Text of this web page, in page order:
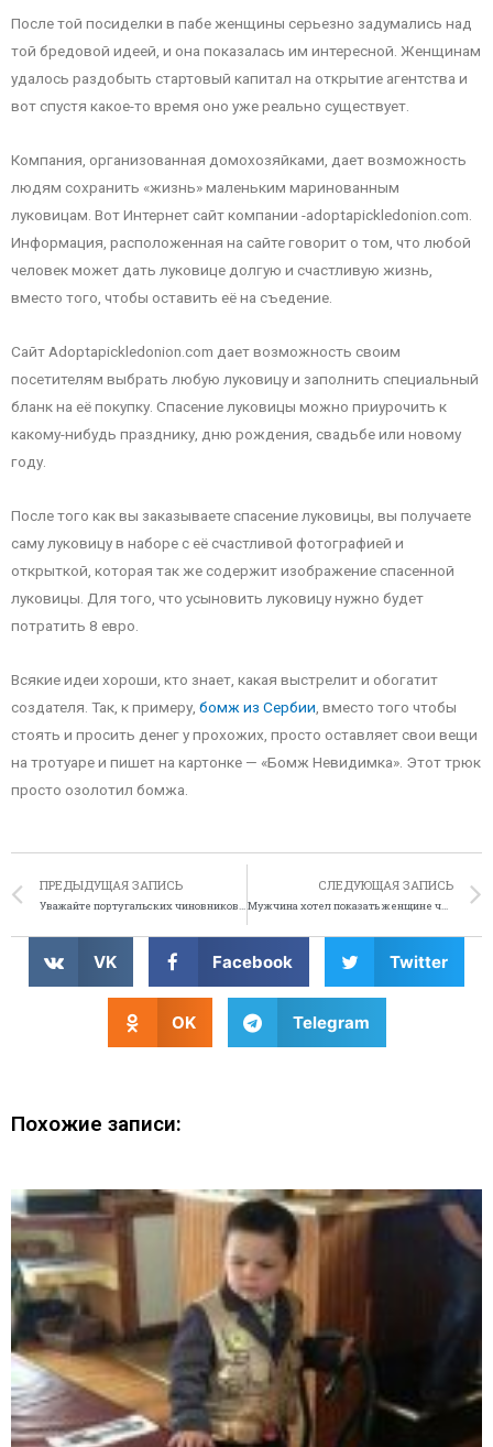
После той посиделки в пабе женщины серьезно задумались над
той бредовой идеей, и она показалась им интересной. Женщинам
удалось раздобыть стартовый капитал на открытие агентства и
вот спустя какое-то время оно уже реально существует.
Компания, организованная домохозяйками, дает возможность
людям сохранить «жизнь» маленьким маринованным
луковицам. Вот Интернет сайт компании -adoptapickledonion.com.
Информация, расположенная на сайте говорит о том, что любой
человек может дать луковице долгую и счастливую жизнь,
вместо того, чтобы оставить её на съедение.
Сайт Adoptapickledonion.com дает возможность своим
посетителям выбрать любую луковицу и заполнить специальный
бланк на её покупку. Спасение луковицы можно приурочить к
какому-нибудь празднику, дню рождения, свадьбе или новому
году.
После того как вы заказываете спасение луковицы, вы получаете
саму луковицу в наборе с её счастливой фотографией и
открыткой, которая так же содержит изображение спасенной
луковицы. Для того, что усыновить луковицу нужно будет
потратить 8 евро.
Всякие идеи хороши, кто знает, какая выстрелит и обогатит
создателя. Так, к примеру, бомж из Сербии , вместо того чтобы
стоять и просить денег у прохожих, просто оставляет свои вещи
на тротуаре и пишет на картонке — «Бомж Невидимка». Этот трюк
просто озолотил бомжа.
ПРЕДЫДУЩАЯ ЗАПИСЬ
Уважайте португальских чиновников, а то они откусят вам руку
СЛЕДУЮЩАЯ ЗАПИСЬ
Мужчина хотел показать женщине член, его укусила собака
VK Facebook Twitter
OK Telegram
Похожие записи: